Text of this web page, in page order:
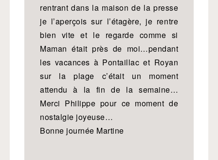
rentrant dans la maison de la presse
je l’aperçois sur l’étagère, je rentre
bien vite et le regarde comme si
Maman était près de moi…pendant
les vacances à Pontaillac et Royan
sur la plage c’était un moment
attendu à la fin de la semaine…
Merci Philippe pour ce moment de
nostalgie joyeuse…
Bonne journée Martine